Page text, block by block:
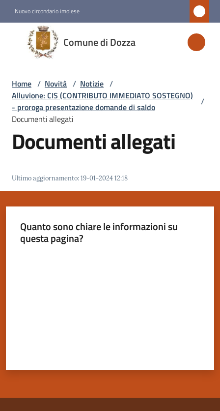
Nuovo circondario imolese
Comune di Dozza
Comune
di
Dozza
Amministrazione
Novità
Menu selezionato
Dozza
su
Home / Novità / Notizie /
Alluvione: CIS (CONTRIBUTO IMMEDIATO SOSTEGNO)
- proroga presentazione domande di saldo
/
Documenti allegati
Documenti allegati
Ultimo aggiornamento:19-01-2024 12:18
Quanto sono chiare le informazioni su
questa pagina?